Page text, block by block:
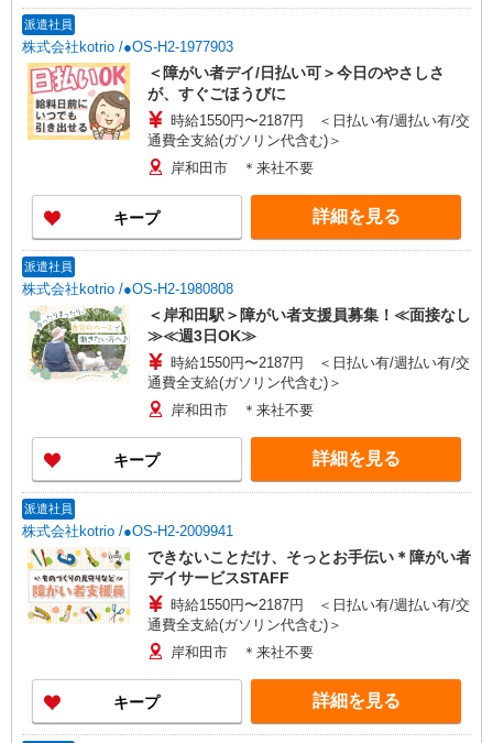
派遣社員
株式会社kotrio /●OS-H2-1977903
＜障がい者デイ/日払い可＞今日のやさしさ
が、すぐごほうびに
時給1550円〜2187円 ＜日払い有/週払い有/交
通費全支給(ガソリン代含む)＞
岸和田市 ＊来社不要
キープ 詳細を見る
派遣社員
株式会社kotrio /●OS-H2-1980808
＜岸和田駅＞障がい者支援員募集！≪面接なし
≫≪週3日OK≫
時給1550円〜2187円 ＜日払い有/週払い有/交
通費全支給(ガソリン代含む)＞
岸和田市 ＊来社不要
キープ 詳細を見る
派遣社員
株式会社kotrio /●OS-H2-2009941
できないことだけ、そっとお手伝い＊障がい者
デイサービスSTAFF
時給1550円〜2187円 ＜日払い有/週払い有/交
通費全支給(ガソリン代含む)＞
岸和田市 ＊来社不要
キープ 詳細を見る